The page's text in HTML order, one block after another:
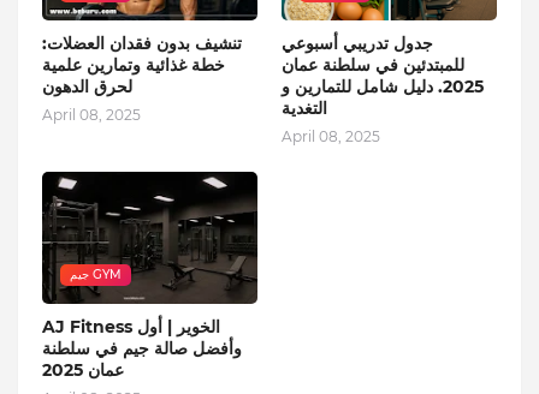
تنشيف بدون فقدان العضلات:
خطة غذائية وتمارين علمية
لحرق الدهون
April 08, 2025
جدول تدريبي أسبوعي
للمبتدئين في سلطنة عمان
2025. دليل شامل للتمارين و
التغدية
April 08, 2025
جيم GYM
AJ Fitness الخوير | أول
وأفضل صالة جيم في سلطنة
عمان 2025